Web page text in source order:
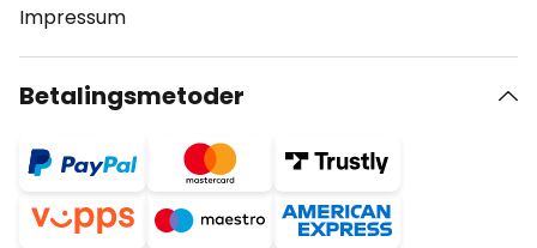
Impressum
Betalingsmetoder